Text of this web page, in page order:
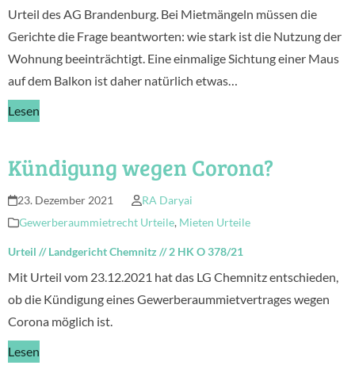
Urteil des AG Brandenburg. Bei Mietmängeln müssen die
Gerichte die Frage beantworten: wie stark ist die Nutzung der
Wohnung beeinträchtigt. Eine einmalige Sichtung einer Maus
auf dem Balkon ist daher natürlich etwas…
Lesen
Kündigung wegen Corona?
23. Dezember 2021
RA Daryai
Gewerberaummietrecht Urteile, Mieten Urteile
Urteil //Landgericht Chemnitz //2 HK O 378/21
Mit Urteil vom 23.12.2021 hat das LG Chemnitz entschieden,
ob die Kündigung eines Gewerberaummietvertrages wegen
Corona möglich ist.
Lesen